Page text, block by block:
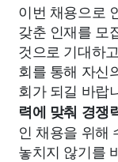
이번 채용으로
갖춘 인재를 모
것으로 기대하
회를 통해 자신
회가 되길 바랍
력에 맞춰 경쟁
인 채용을 위해
놓치지 않기를